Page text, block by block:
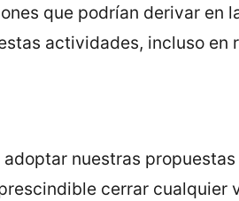
que podrían derivar en
actividades, incluso en
nuestras
cerrar